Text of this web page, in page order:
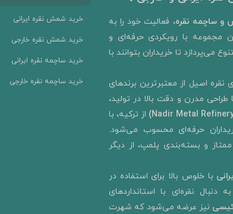
ساچمه نقره، فعالیت خود را به‌
مجموعه با رویکردی حرفه‌ای و
می‌پردازد تا خریداران بتوانند با
اصیل از معتبرترین برندهای
طراحی مدرن و دقت بالا در تولید،
از ترکیه، با
خریداران حرفه‌ای محسوب می‌شود.
و بسته‌بندی پلمپ، از دیگر
با خلوص بالا برای استفاده در
نقره‌ای با استانداردهای
نیز عرضه می‌شود که شهرت
خرید شمش نقره ایرانی
خرید شمش نقره خارجی
خرید ساچمه نقره ایرانی
خرید ساچمه نقره خارجی